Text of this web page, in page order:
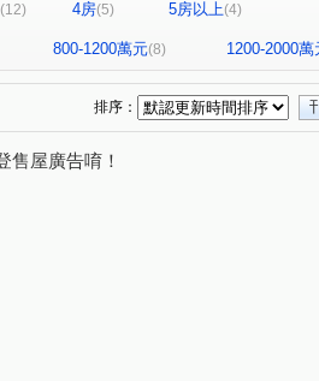
6(1) 水舞川(1) 富農街一段(2)
喜樹路(1) 崇賢三路 (1) 新吉
路一段(1) 仁和路(1) 永華路二段(1)
海安路三段(1) 林森路三段
中華北路一段(1) 育平路(1) 州安一街(1)
(12) 4房(5) 5房以上(4)
800-1200萬元(8) 1200-2000萬
排序：
售屋廣告唷！